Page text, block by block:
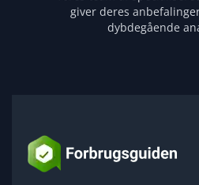
giver deres
dybdegående